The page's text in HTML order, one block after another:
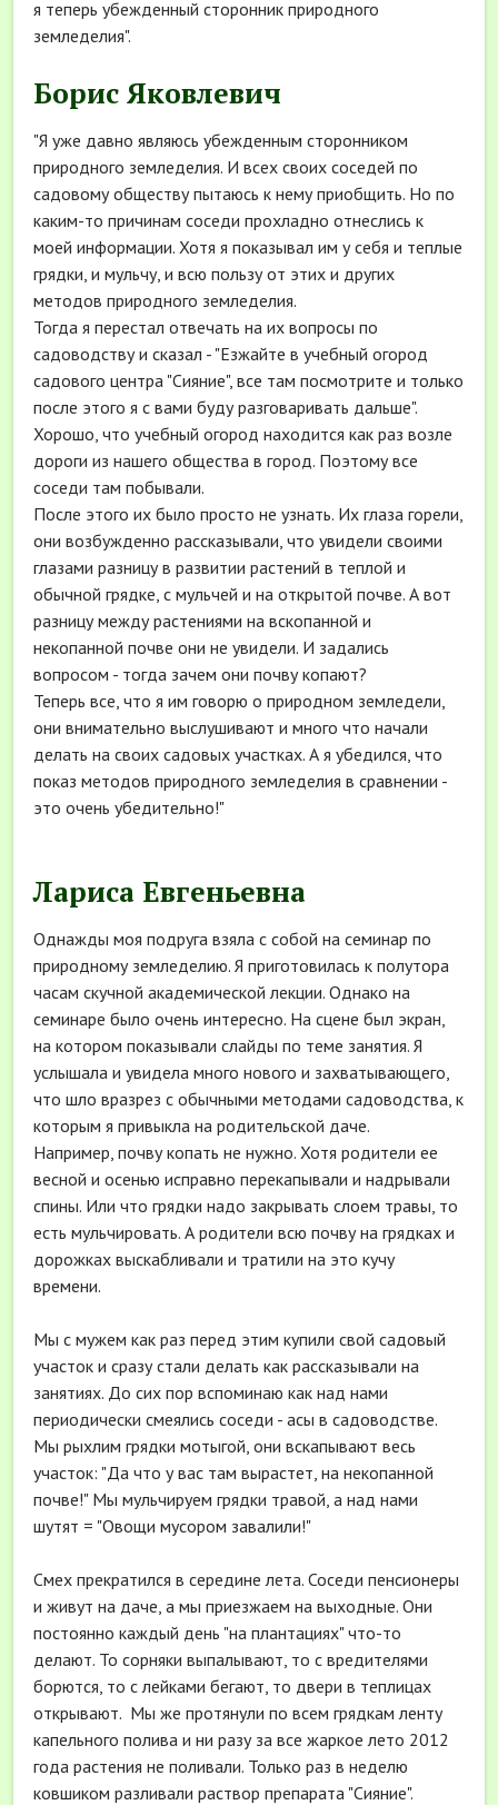
я теперь убежденный сторонник природного
земледелия".
Борис Яковлевич
"Я уже давно являюсь убежденным сторонником
природного земледелия. И всех своих соседей по
садовому обществу пытаюсь к нему приобщить. Но по
каким-то причинам соседи прохладно отнеслись к
моей информации. Хотя я показывал им у себя и теплые
грядки, и мульчу, и всю пользу от этих и других
методов природного земледелия.
Тогда я перестал отвечать на их вопросы по
садоводству и сказал - "Езжайте в учебный огород
садового центра "Сияние", все там посмотрите и только
после этого я с вами буду разговаривать дальше".
Хорошо, что учебный огород находится как раз возле
дороги из нашего общества в город. Поэтому все
соседи там побывали.
После этого их было просто не узнать. Их глаза горели,
они возбужденно рассказывали, что увидели своими
глазами разницу в развитии растений в теплой и
обычной грядке, с мульчей и на открытой почве. А вот
разницу между растениями на вскопанной и
некопанной почве они не увидели. И задались
вопросом - тогда зачем они почву копают?
Теперь все, что я им говорю о природном земледели,
они внимательно выслушивают и много что начали
делать на своих садовых участках. А я убедился, что
показ методов природного земледелия в сравнении -
это очень убедительно!"
Лариса Евгеньевна
Однажды моя подруга взяла с собой на семинар по
природному земледелию. Я приготовилась к полутора
часам скучной академической лекции. Однако на
семинаре было очень интересно. На сцене был экран,
на котором показывали слайды по теме занятия. Я
услышала и увидела много нового и захватывающего,
что шло вразрез с обычными методами садоводства, к
которым я привыкла на родительской даче.
Например, почву копать не нужно. Хотя родители ее
весной и осенью исправно перекапывали и надрывали
спины. Или что грядки надо закрывать слоем травы, то
есть мульчировать. А родители всю почву на грядках и
дорожках выскабливали и тратили на это кучу
времени.
Мы с мужем как раз перед этим купили свой садовый
участок и сразу стали делать как рассказывали на
занятиях. До сих пор вспоминаю как над нами
периодически смеялись соседи - асы в садоводстве.
Мы рыхлим грядки мотыгой, они вскапывают весь
участок: "Да что у вас там вырастет, на некопанной
почве!" Мы мульчируем грядки травой, а над нами
шутят = "Овощи мусором завалили!"
Смех прекратился в середине лета. Соседи пенсионеры
и живут на даче, а мы приезжаем на выходные. Они
постоянно каждый день "на плантациях" что-то
делают. То сорняки выпалывают, то с вредителями
борются, то с лейками бегают, то двери в теплицах
открывают. Мы же протянули по всем грядкам ленту
капельного полива и ни разу за все жаркое лето 2012
года растения не поливали. Только раз в неделю
ковшиком разливали раствор препарата "Сияние".